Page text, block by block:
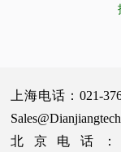
上海电话：
北京电话：